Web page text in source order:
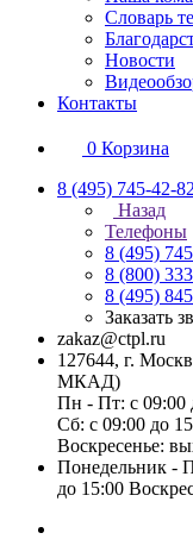
Словарь
Новости
Контакты
0 Корзина
8 (495) 745-42-82
Назад
Телефоны
8 (495)
8 (800)
8 (495)
Заказать
zakaz@ctpl.ru
127644, г.
МКАД)
Пн - Пт: с 09:00
Сб: с 09:00 до
Воскресенье:
Понедельник -
до 15:00